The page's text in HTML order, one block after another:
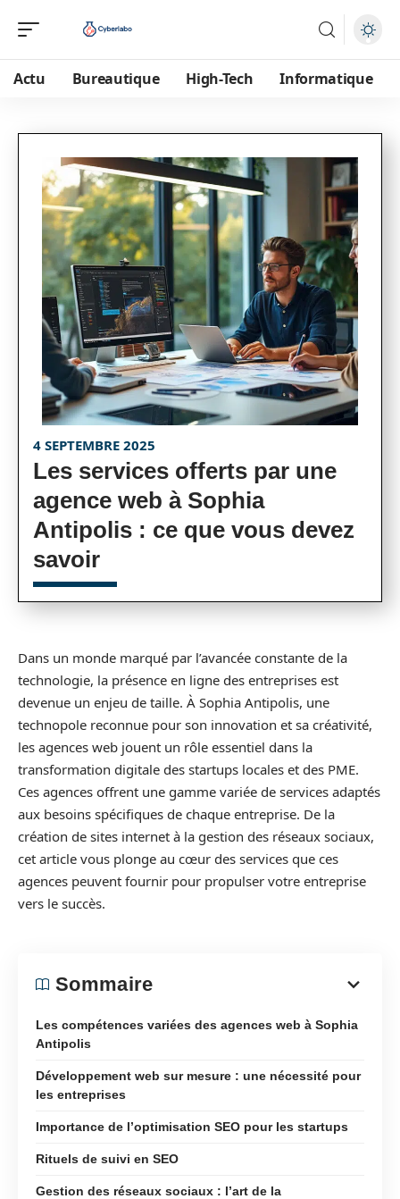
Actu Bureautique High-Tech Informatique
4 SEPTEMBRE 2025
Les services offerts par une
agence web à Sophia
Antipolis : ce que vous devez
savoir
Dans un monde marqué par l’avancée constante de la
technologie, la présence en ligne des entreprises est
devenue un enjeu de taille. À Sophia Antipolis, une
technopole reconnue pour son innovation et sa créativité,
les agences web jouent un rôle essentiel dans la
transformation digitale des startups locales et des PME.
Ces agences offrent une gamme variée de services adaptés
aux besoins spécifiques de chaque entreprise. De la
création de sites internet à la gestion des réseaux sociaux,
cet article vous plonge au cœur des services que ces
agences peuvent fournir pour propulser votre entreprise
vers le succès.
Sommaire
Les compétences variées des agences web à Sophia
Antipolis
Développement web sur mesure : une nécessité pour
les entreprises
Importance de l’optimisation SEO pour les startups
Rituels de suivi en SEO
Gestion des réseaux sociaux : l’art de la